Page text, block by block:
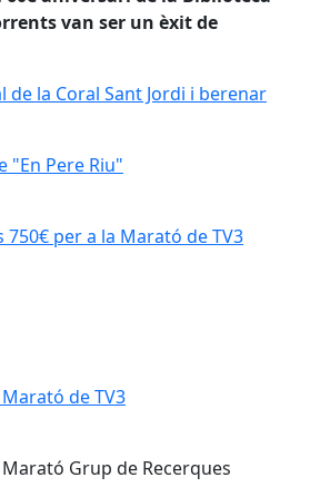
van ser un èxit de
de la Coral Sant Jordi i berenar
"En Pere Riu"
750€ per a la Marató de TV3
750€ per a la Marató de TV3
de TV3
de TV3
Grup de Recerques